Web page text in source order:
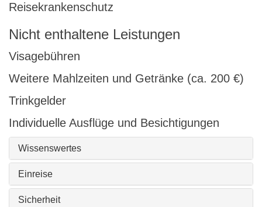
Reisekrankenschutz
Nicht enthaltene Leistungen
Visagebühren
Weitere Mahlzeiten und Getränke (ca. 200 €)
Trinkgelder
Individuelle Ausflüge und Besichtigungen
Wissenswertes
Einreise
Sicherheit